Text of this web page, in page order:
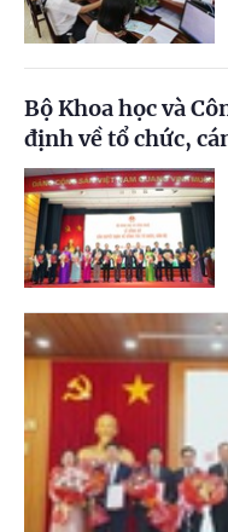
Bộ Khoa học và
định về tổ chức,